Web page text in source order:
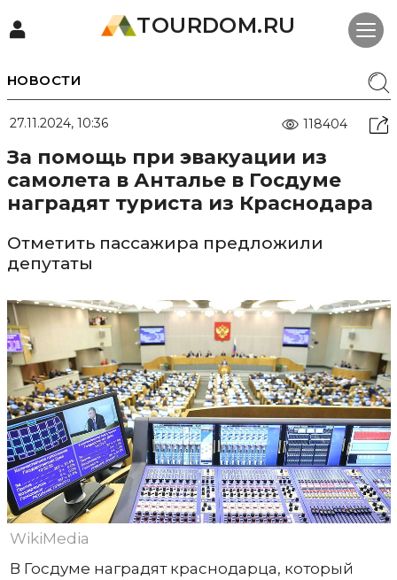
TOURDOM.RU
НОВОСТИ
27.11.2024, 10:36 118404
За помощь при эвакуации из
самолета в Анталье в Госдуме
наградят туриста из Краснодара
Отметить пассажира предложили
депутаты
WikiMedia
В Госдуме наградят краснодарца, который